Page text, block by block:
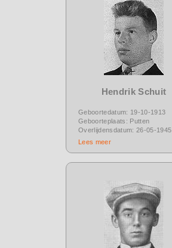
Hendrik Schuit
Geboortedatum: 19-10-1913
Geboorteplaats: Putten
Overlijdensdatum: 26-05-1945
Lees meer